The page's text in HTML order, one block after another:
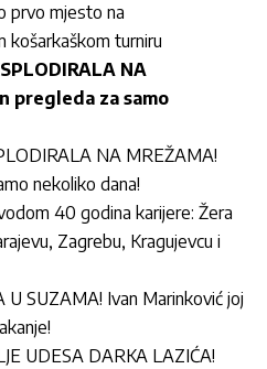
prvo mjesto na
košarkaškom turniru
NA
pregleda za samo
NA MREŽAMA!
nekoliko dana!
40 godina karijere: Žera
Zagrebu, Kragujevcu i
U SUZAMA! Ivan Marinković joj
UDESA DARKA LAZIĆA!